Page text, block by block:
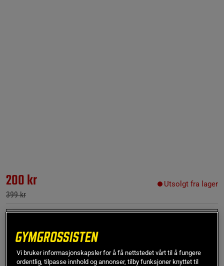
200 kr
399 kr
Utsolgt fra lager
Gi meg beskjed via e-post
Vi bruker informasjonskapsler for å få nettstedet vårt til å fungere
ordentlig, tilpasse innhold og annonser, tilby funksjoner knyttet til